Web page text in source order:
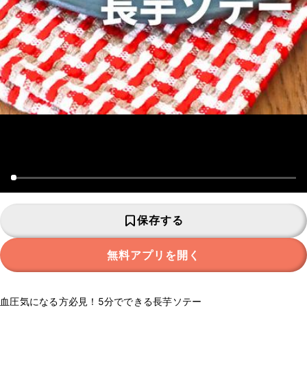
保存する
無料アプリを開く
血圧気になる方必見！5分でできる長芋ソテー